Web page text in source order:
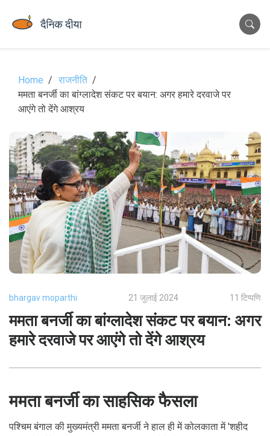
Home
राजनीति
ममता बनर्जी का बांग्लादेश संकट पर बयान: अगर हमारे दरवाजे पर
आएंगे तो देंगे आश्रय
bhargav moparthi 21 जुलाई 2024 11 टिप्पणि
ममता बनर्जी का बांग्लादेश संकट पर बयान: अगर
हमारे दरवाजे पर आएंगे तो देंगे आश्रय
ममता बनर्जी का साहसिक फैसला
पश्चिम बंगाल की मुख्यमंत्री ममता बनर्जी ने हाल ही में कोलकाता में 'शहीद